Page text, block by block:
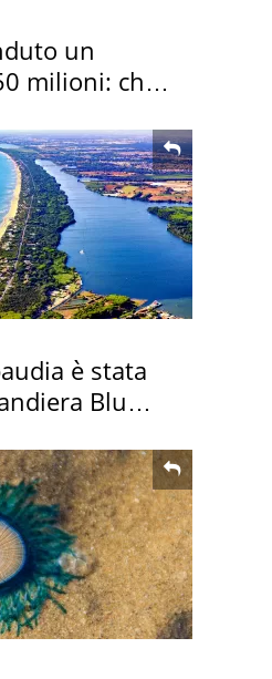
un
milioni: chi
è stata
Blu